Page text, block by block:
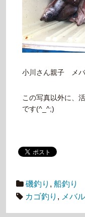
小川さん親子 メバ
この写真以外に、
です(^_^;)
磯釣り , 船釣り
カゴ釣り , メバル